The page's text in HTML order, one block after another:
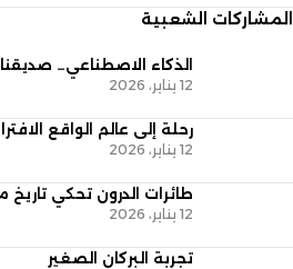
المشاركات الشعبية
الذكاء الاصطناعي…
12 يناير، 2026
رحلة إلى عالم الواقع
12 يناير، 2026
طائرات الدرون تحكي
12 يناير، 2026
تجربة البركان الصغير